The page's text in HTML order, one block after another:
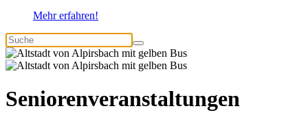
Mehr erfahren!
Seniorenveranstaltungen